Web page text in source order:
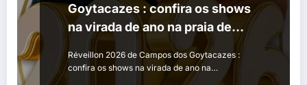
Goytacazes : confira os shows
na virada de ano na praia de
Farol de São Tomé e na Lagoa de
Cima
Réveillon 2026 de Campos dos Goytacazes :
confira os shows na virada de ano na…